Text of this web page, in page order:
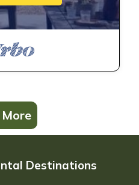
More
Destinations